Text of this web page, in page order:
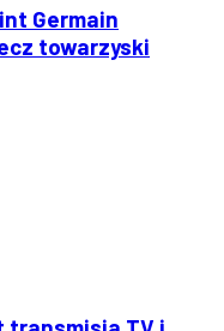
Germain
towarzyski